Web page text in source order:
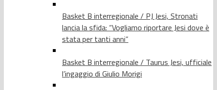
Basket B interregionale / PJ Jesi, Stronati
lancia la sfida: “Vogliamo riportare Jesi dove è
stata per tanti anni”
Basket B interregionale / Taurus Jesi, ufficiale
l’ingaggio di Giulio Morigi